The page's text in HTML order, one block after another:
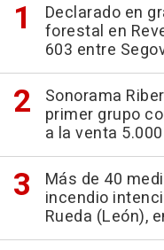
Declarado en
forestal en
603 entre
Sonorama
primer grupo
a la venta
Más de 40
incendio
Rueda (León),